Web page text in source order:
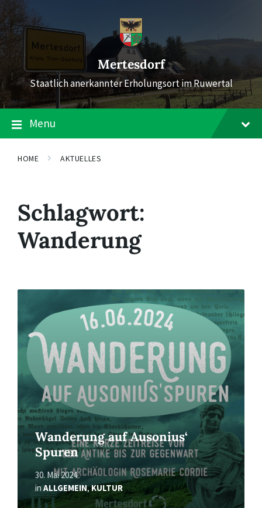
Skip
to
content
Skip
to
main
navigation
Skip
to
footer
Mertesdorf
Staatlich anerkannter Erholungsort im Ruwertal
Menu
HOME AKTUELLES
Schlagwort:
Wanderung
Wanderung auf Ausonius‘
Spuren
30. Mai 2024
in ALLGEMEIN,KULTUR
Read